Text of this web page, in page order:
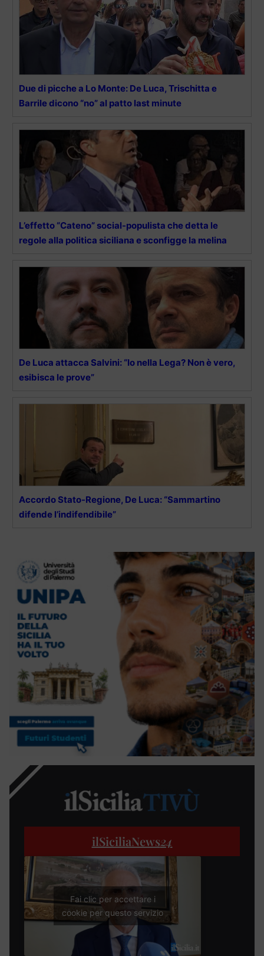
Due di picche a Lo Monte: De Luca, Trischitta e
Barrile dicono “no” al patto last minute
L’effetto “Cateno” social-populista che detta le
regole alla politica siciliana e sconfigge la melina
De Luca attacca Salvini: “Io nella Lega? Non è vero,
esibisca le prove”
Accordo Stato-Regione, De Luca: “Sammartino
difende l’indifendibile”
ilSiciliaNews24
Fai clic per accettare i
cookie per questo servizio